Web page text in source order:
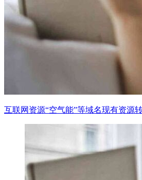
互联网资源“空气能”等域名现有资源